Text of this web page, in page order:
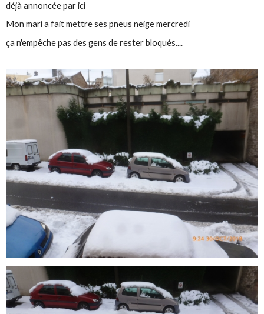
déjà annoncée par ici
Mon mari a fait mettre ses pneus neige mercredi
ça n'empêche pas des gens de rester bloqués....